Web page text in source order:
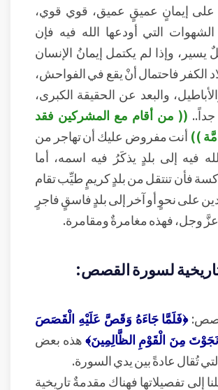
إيمانٍ عميقٍ عميق، قوي قوي،
التي أودعها الله فيه فإن
وإذا لم يكتمل إيمانُ الإنسان
الكفر فاحتمال أنْ يقع في الفواحش،
والبعد عن الحقيقة الكبرى،
(( من أقام مع المشركين فقد
)) أنت مفروض عليك أن تهاجر من
فيه إلى بلدٍ يذكَرُ فيه اسمه، أما
فأن تنتقل من بلدٍ كريمٍ طيِّب تقام
على نحوٍ أو آخر إلى بلدٍ فاسقٍ فاجرٍ
عزَّ وجل، فهذه مغامرةٌ ومقامرة.
لسورة القصص:
﴿فَلَمَّا جَاءَهُ وَقَصَّ عَلَيْهِ الْقَصَصَ
مِنَ الْقَوْمِ الظَّالِمِينَ﴾هذه بعض
تُقال عادةً بين يدي السورة.
إلى تفصيلاتها فهناك مقدمةٌ تاريخية